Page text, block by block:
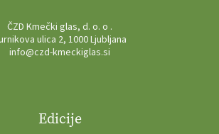
ČZD Kmečki glas, d. o. o .
ulica 2, 1000 Ljubljana
info@czd-kmeckiglas.si
Edicije